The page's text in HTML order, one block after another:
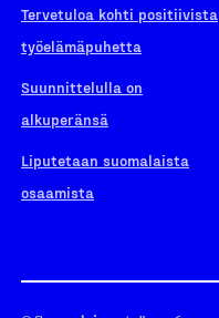
Tervetuloa kohti positiivista
työelämäpuhetta
Suunnittelulla on
alkuperänsä
Liputetaan suomalaista
osaamista